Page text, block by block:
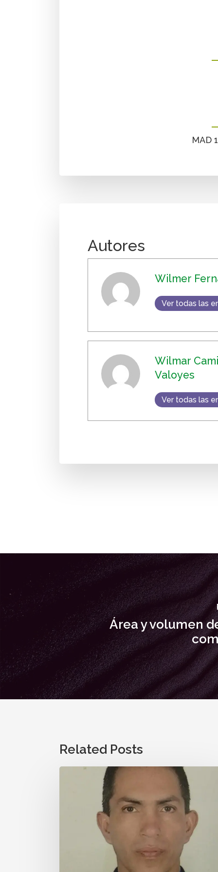
MAD
Autores
Wilmer
Ver todas las
Wilmar
Valoyes
Ver todas las
Área y volumen
Related Posts